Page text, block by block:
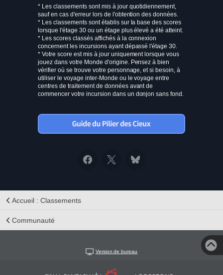
* Les classements sont mis à jour quotidiennement,
sauf en cas d'erreur lors de l'obtention des données.
* Les classements sont établis sur la base des scores
lorsque l'étage 30 ou un étage plus élevé a été atteint.
* Les scores classés affichés à la connexion
concernent les incursions ayant dépassé l'étage 30.
* Votre score est mis à jour uniquement lorsque vous
jouez dans votre Monde d'origine. Pensez à bien
vérifier où se trouve votre personnage, et si besoin, à
utiliser le voyage inter-Monde ou le voyage entre
centres de traitement de données avant de
commencer votre incursion dans un donjon sans fond.
Accueil : Classements
Communauté
Version de bureau